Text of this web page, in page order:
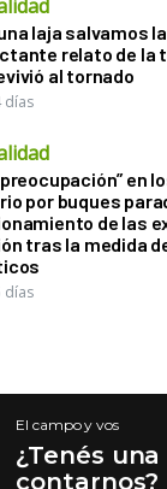
laja salvamos
relato de la
al tornado
días
en
por buques
de las
tras la medida
días
El campo y vos
¿Tenés
contarnos?